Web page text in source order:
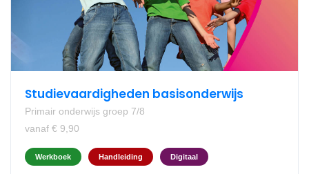
Studievaardigheden basisonderwijs
Primair onderwijs groep 7/8
vanaf € 9,90
Werkboek Handleiding Digitaal